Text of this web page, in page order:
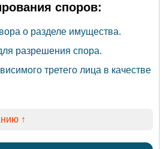
споров:
о разделе имущества.
разрешения спора.
третего лица в качестве
↑